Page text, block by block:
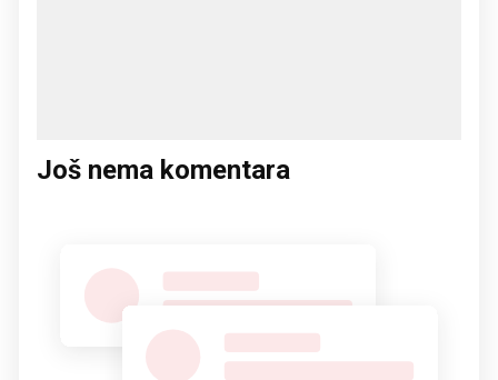
Još nema komentara